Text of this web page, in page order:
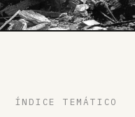
ÍNDICE TEMÁTICO